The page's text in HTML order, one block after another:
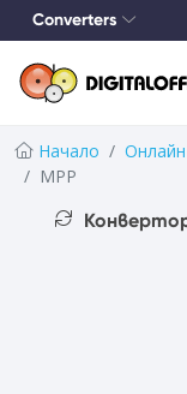
Converters
Начало
MPP